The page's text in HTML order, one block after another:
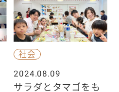
社会
2024.08.09
サラダとタマゴをも